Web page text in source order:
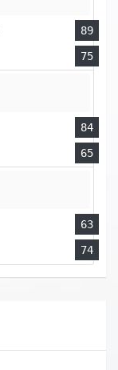
89
75
84
65
63
74